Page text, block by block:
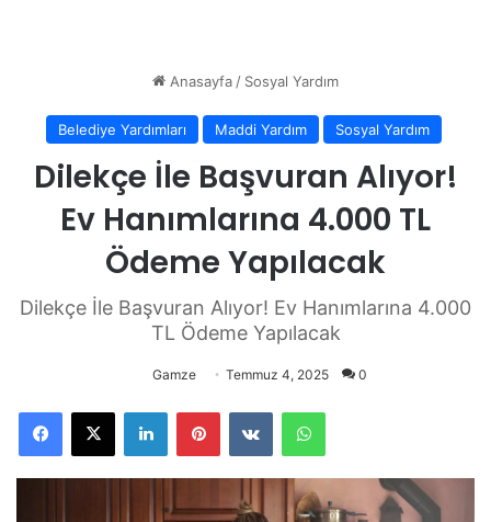
Anasayfa/ Sosyal Yardım
Belediye Yardımları Maddi Yardım Sosyal Yardım
Dilekçe İle Başvuran Alıyor!
Ev Hanımlarına 4.000 TL
Ödeme Yapılacak
Dilekçe İle Başvuran Alıyor! Ev Hanımlarına 4.000
TL Ödeme Yapılacak
Gamze Temmuz 4, 2025 0